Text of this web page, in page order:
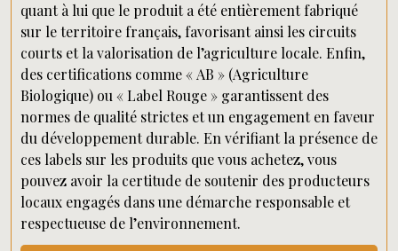
quant à lui que le produit a été entièrement fabriqué
sur le territoire français, favorisant ainsi les circuits
courts et la valorisation de l’agriculture locale. Enfin,
des certifications comme « AB » (Agriculture
Biologique) ou « Label Rouge » garantissent des
normes de qualité strictes et un engagement en faveur
du développement durable. En vérifiant la présence de
ces labels sur les produits que vous achetez, vous
pouvez avoir la certitude de soutenir des producteurs
locaux engagés dans une démarche responsable et
respectueuse de l’environnement.